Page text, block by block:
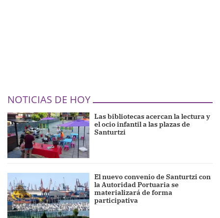
NOTICIAS DE HOY
Las bibliotecas acercan la lectura y
el ocio infantil a las plazas de
Santurtzi
El nuevo convenio de Santurtzi con
la Autoridad Portuaria se
materializará de forma
participativa